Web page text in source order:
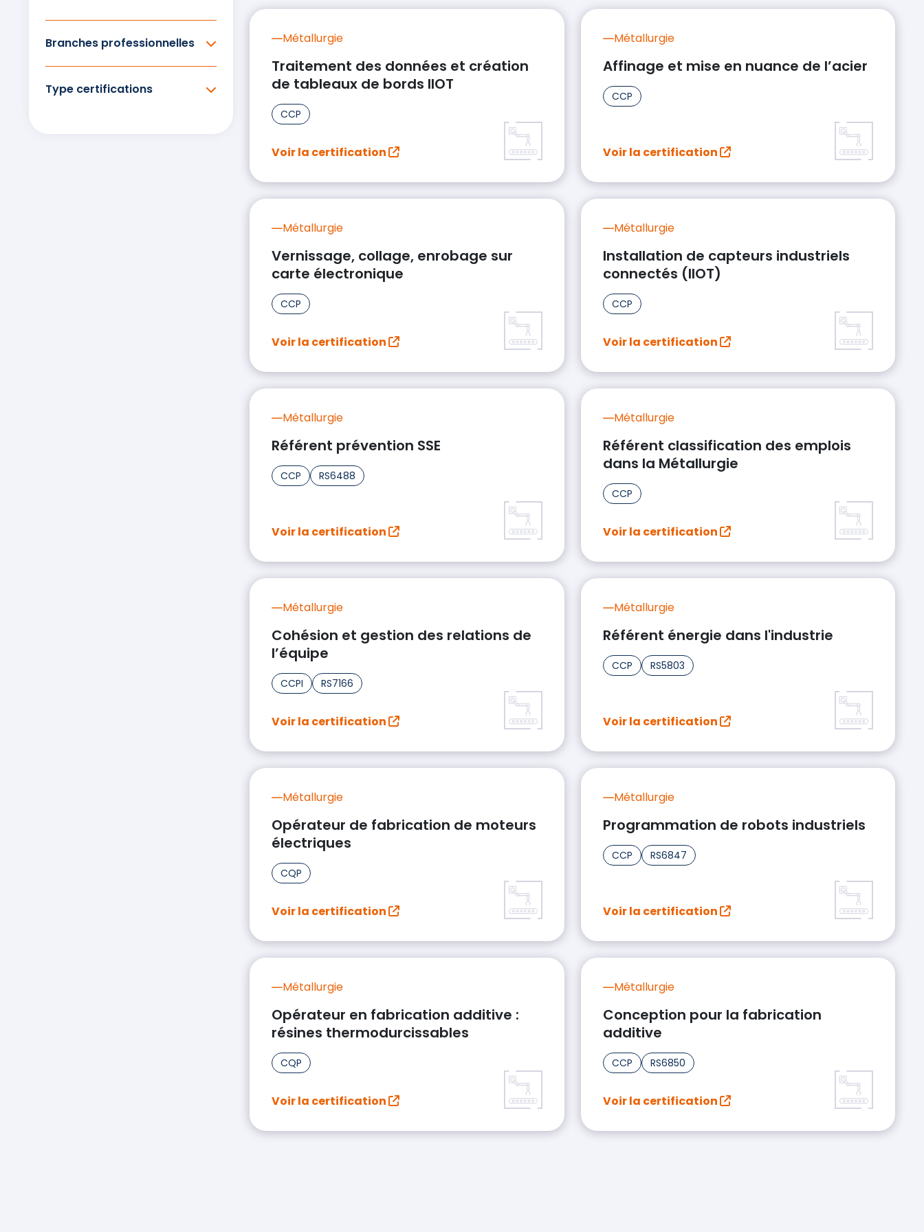
Branches professionnelles
Type certifications
Métallurgie
Traitement des données et création
de tableaux de bords IIOT
CCP
Voir la certification
Métallurgie
Affinage et mise en nuance de l’acier
CCP
Voir la certification
Métallurgie
Vernissage, collage, enrobage sur
carte électronique
CCP
Voir la certification
Métallurgie
Installation de capteurs industriels
connectés (IIOT)
CCP
Voir la certification
Métallurgie
Référent prévention SSE
CCP RS6488
Voir la certification
Métallurgie
Référent classification des emplois
dans la Métallurgie
CCP
Voir la certification
Métallurgie
Cohésion et gestion des relations de
l’équipe
CCPI RS7166
Voir la certification
Métallurgie
Référent énergie dans l'industrie
CCP RS5803
Voir la certification
Métallurgie
Opérateur de fabrication de moteurs
électriques
CQP
Voir la certification
Métallurgie
Programmation de robots industriels
CCP RS6847
Voir la certification
Métallurgie
Opérateur en fabrication additive :
résines thermodurcissables
CQP
Voir la certification
Métallurgie
Conception pour la fabrication
additive
CCP RS6850
Voir la certification